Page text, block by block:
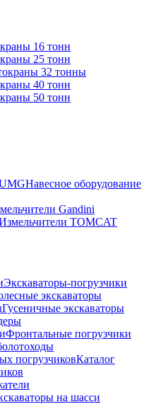
16 тонн
25 тонн
32 тонны
40 тонн
50 тонн
Навесное оборудование
Gandini
TOMCAT
Экскаваторы-погрузчики
экскаваторы
Гусеничные экскаваторы
Фронтальные погрузчики
Каталог
на шасси